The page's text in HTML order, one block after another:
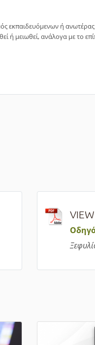
εκπαιδευόμενων ή ανωτέρας
ή μειωθεί, ανάλογα με το